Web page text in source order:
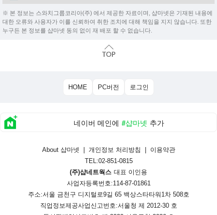
※ 본 정보는 스와치그룹코리아(주) 에서 제공한 자료이며, 샵마넷은 기재된 내용에
대한 오류와 사용자가 이를 신뢰하여 취한 조치에 대해 책임을 지지 않습니다. 또한
누구든 본 정보를 샵마넷 동의 없이 재 배포 할 수 없습니다.
HOME PC버전 로그인
네이버 메인에 #샵마넷 추가
About 샵마넷 개인정보 처리방침
이용약관
TEL:02-851-0815
(주)샵네트웍스 대표 이인용
사업자등록번호:114-87-01861
주소:서울 금천구 디지털로9길 65 백상스타타워1차 508호
직업정보제공사업신고번호:서울청 제 2012-30 호